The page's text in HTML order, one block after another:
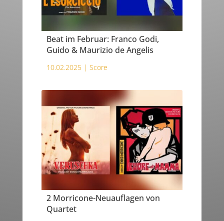
Beat im Februar: Franco Godi,
Guido & Maurizio de Angelis
10.02.2025 | Score
2 Morricone-Neuauflagen von
Quartet